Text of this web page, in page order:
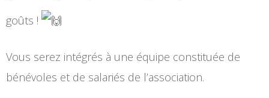
goûts !
Vous serez intégrés à une équipe constituée de
bénévoles et de salariés de l’association.